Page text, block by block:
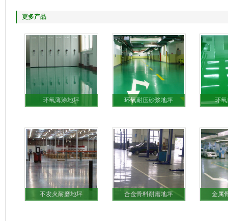
更多产品
环氧薄涂地坪 环氧耐压砂浆地坪 环
不发火耐磨地坪 合金骨料耐磨地坪 金属